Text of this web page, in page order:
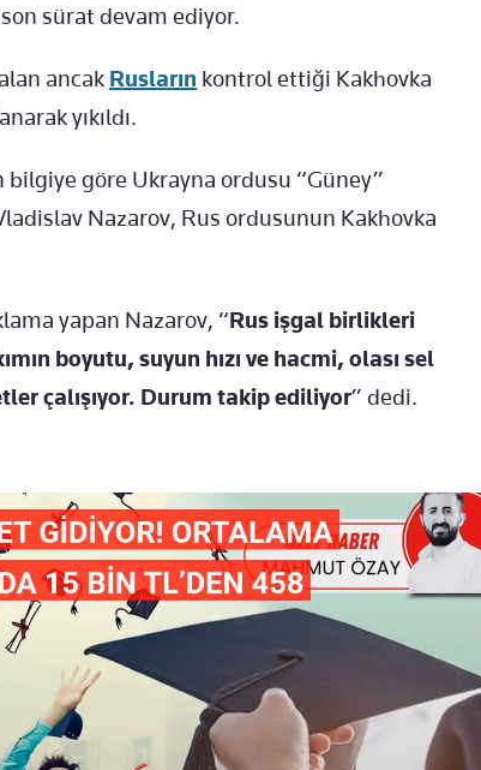
sürat devam ediyor.
ancak Rusların kontrol ettiği Kakhovka
yıkıldı.
bilgiye göre Ukrayna ordusu “Güney”
Nazarov, Rus ordusunun Kakhovka
yapan Nazarov, “Rus işgal birlikleri
boyutu, suyun hızı ve hacmi, olası sel
çalışıyor. Durum takip ediliyor” dedi.